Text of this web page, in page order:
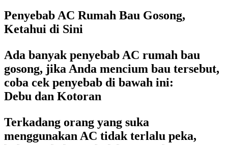
Penyebab AC Rumah Bau Gosong,
Ketahui di Sini
Ada banyak penyebab AC rumah bau
gosong, jika Anda mencium bau tersebut,
coba cek penyebab di bawah ini:
Debu dan Kotoran
Terkadang orang yang suka
menggunakan AC tidak terlalu peka,